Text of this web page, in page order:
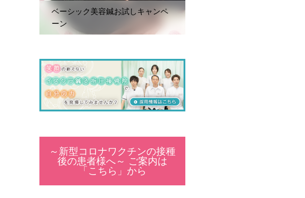
ベーシック美容鍼お試しキャンペ
ーン
～新型コロナワクチンの接種
後の患者様へ～ ご案内は
「こちら」から